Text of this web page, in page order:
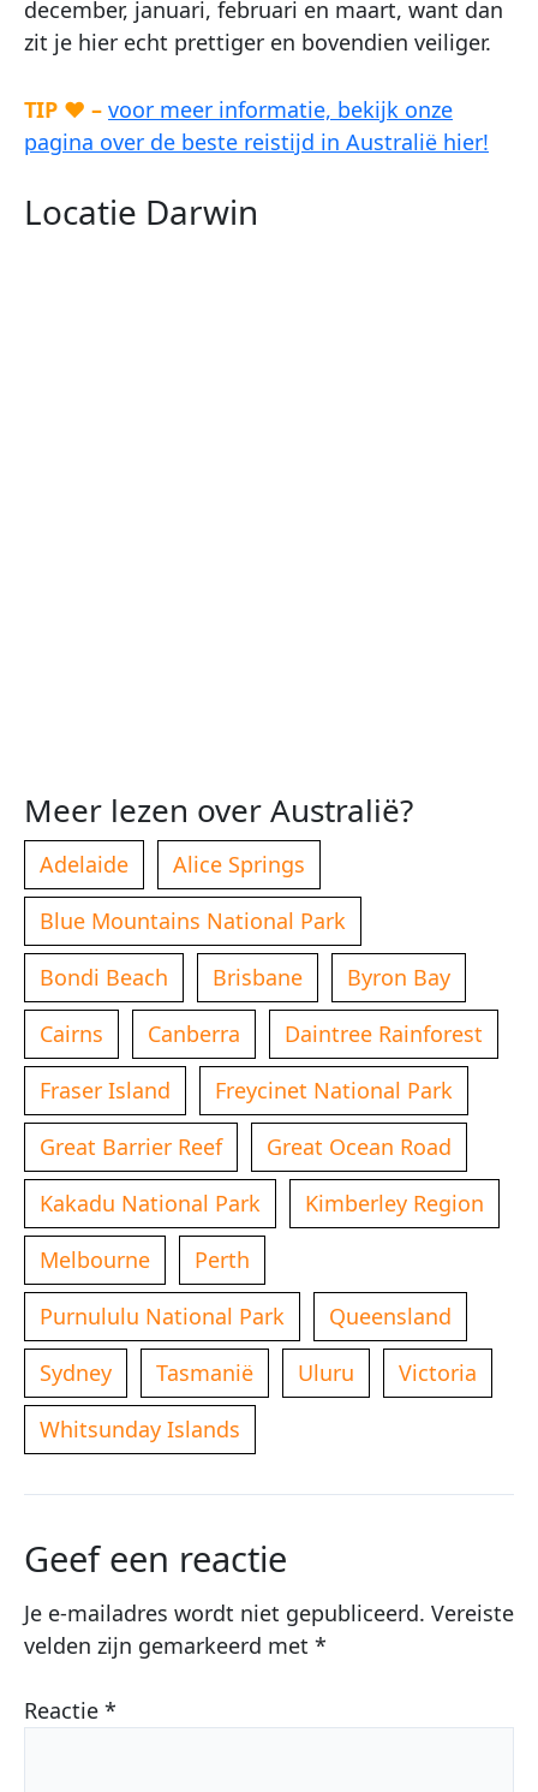
december, januari, februari en maart, want dan
zit je hier echt prettiger en bovendien veiliger.
TIP ♥ – voor meer informatie, bekijk onze
pagina over de beste reistijd in Australië hier!
Locatie Darwin
Meer lezen over Australië?
Adelaide
Alice Springs
Blue Mountains National Park
Bondi Beach
Brisbane
Byron Bay
Cairns
Canberra
Daintree Rainforest
Fraser Island
Freycinet National Park
Great Barrier Reef
Great Ocean Road
Kakadu National Park
Kimberley Region
Melbourne
Perth
Purnululu National Park
Queensland
Sydney
Tasmanië Uluru
Victoria
Whitsunday Islands
Geef een reactie
Je e-mailadres wordt niet gepubliceerd. Vereiste
velden zijn gemarkeerd met *
Reactie *